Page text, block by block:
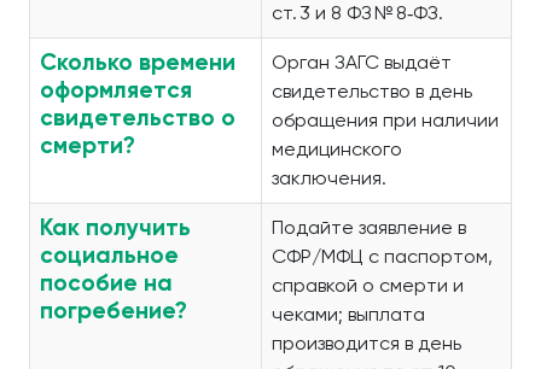
ст. 3 и 8 ФЗ № 8‑ФЗ.
Сколько времени
оформляется
свидетельство о
смерти?
Орган ЗАГС выдаёт
свидетельство в день
обращения при наличии
медицинского
заключения.
Как получить
социальное
пособие на
погребение?
Подайте заявление в
СФР/МФЦ с паспортом,
справкой о смерти и
чеками; выплата
производится в день